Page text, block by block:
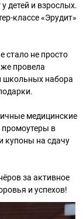
детей и взрослых.
классе «Эрудит»
стало не просто
провела
школьных набора
медицинские
в
на сдачу
за активное
и успехов!